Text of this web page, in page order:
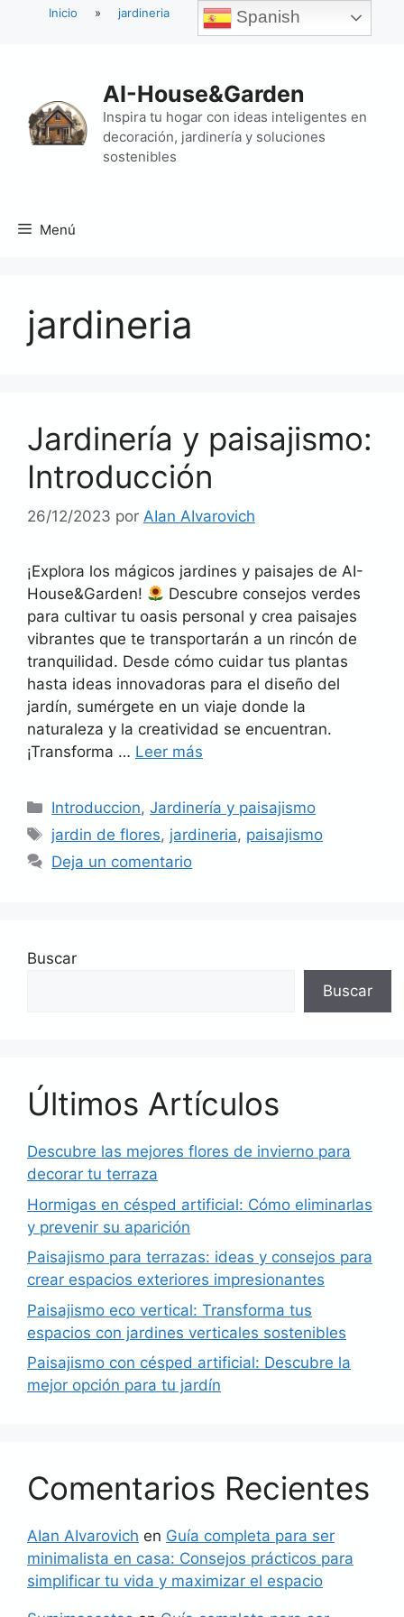
Inicio » jardineria
contenido
AI-House&Garden
Inspira tu hogar con ideas inteligentes en
decoración, jardinería y soluciones
sostenibles
Menú
jardineria
Jardinería y paisajismo:
Introducción
26/12/2023 por AIan AIvarovich
¡Explora los mágicos jardines y paisajes de AI-
House&Garden!
Descubre consejos verdes
para cultivar tu oasis personal y crea paisajes
vibrantes que te transportarán a un rincón de
tranquilidad. Desde cómo cuidar tus plantas
hasta ideas innovadoras para el diseño del
jardín, sumérgete en un viaje donde la
naturaleza y la creatividad se encuentran.
¡Transforma … Leer más
Categorías
Introduccion,Jardinería y paisajismo
Etiquetas
jardin de flores, jardineria, paisajismo
Deja un comentario
Buscar
Buscar
Últimos Artículos
Descubre las mejores flores de invierno para
decorar tu terraza
Hormigas en césped artificial: Cómo eliminarlas
y prevenir su aparición
Paisajismo para terrazas: ideas y consejos para
crear espacios exteriores impresionantes
Paisajismo eco vertical: Transforma tus
espacios con jardines verticales sostenibles
Paisajismo con césped artificial: Descubre la
mejor opción para tu jardín
Comentarios Recientes
AIan AIvarovich en Guía completa para ser
minimalista en casa: Consejos prácticos para
simplificar tu vida y maximizar el espacio
Spanish